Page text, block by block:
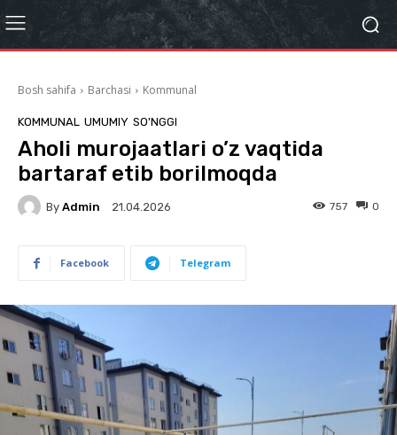
Bosh sahifa Barchasi Kommunal
KOMMUNAL UMUMIY SO'NGGI
Aholi murojaatlari o’z vaqtida
bartaraf etib borilmoqda
By Admin 21.04.2026 0
757
Facebook Telegram